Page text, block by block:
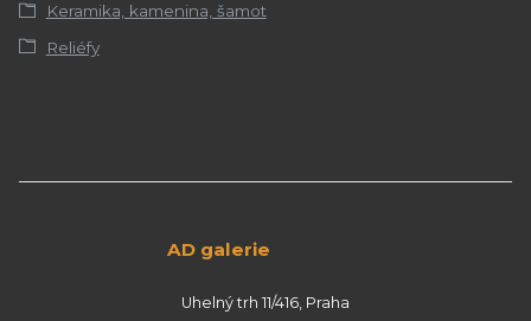
Keramika, kamenina, šamot
Reliéfy
AD galerie
Uhelný trh 11/416, Praha